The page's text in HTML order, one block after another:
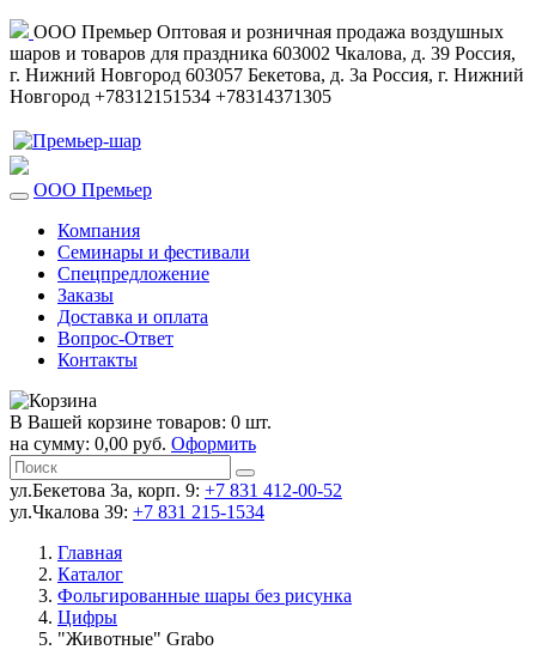
ООО Премьер Оптовая и розничная продажа воздушных
шаров и товаров для праздника 603002 Чкалова, д. 39 Россия,
г. Нижний Новгород 603057 Бекетова, д. 3а Россия, г. Нижний
Новгород +78312151534 +78314371305
ООО Премьер
Компания
Семинары и фестивали
Спецпредложение
Заказы
Доставка и оплата
Вопрос-Ответ
Контакты
В Вашей корзине товаров: 0 шт.
на сумму: 0,00 руб. Оформить
ул.Бекетова 3а, корп. 9: +7 831 412-00-52
ул.Чкалова 39: +7 831 215-1534
Главная
Каталог
Фольгированные шары без рисунка
Цифры
"Животные" Grabo